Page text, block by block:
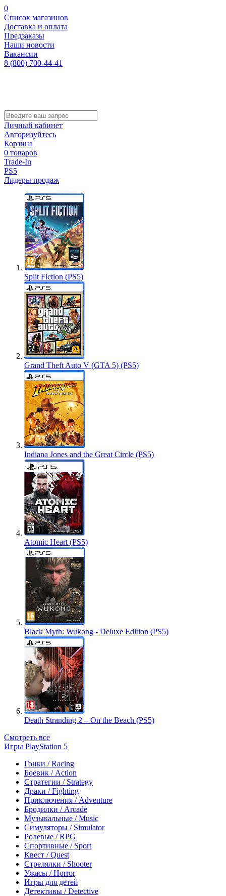
0
Список магазинов
Доставка и оплата
Предзаказы
Наши новости
Вакансии
8 (800) 700-44-41
Личный кабинет
Авторизуйтесь
Корзина
0 товаров
Trade-In
PS5
Лидеры продаж
Split Fiction (PS5)
Grand Theft Auto V (GTA 5) (PS5)
Indiana Jones and the Great Circle (PS5)
Atomic Heart (PS5)
Black Myth: Wukong - Deluxe Edition (PS5)
Death Stranding 2 – On the Beach (PS5)
Смотреть все
Игры PlayStation 5
Гонки / Racing
Боевик / Action
Стратегии / Strategy
Драки / Fighting
Приключения / Adventure
Бродилки / Arcade
Музыкальные / Music
Симуляторы / Simulator
Ролевые / RPG
Спортивные / Sport
Квест / Quest
Стрелялки / Shooter
Ужасы / Horror
Игры для детей
Детективы / Detective